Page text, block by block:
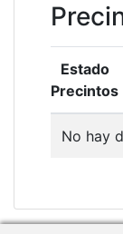
Estado
Precintos
No hay